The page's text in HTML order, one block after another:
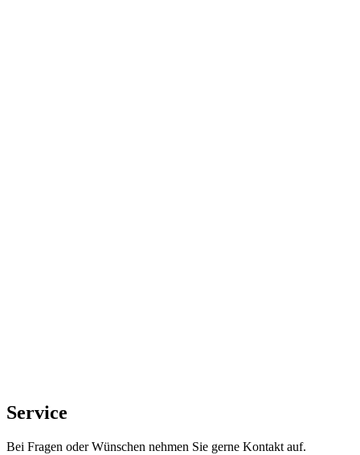
Service
Bei Fragen oder Wünschen nehmen Sie gerne Kontakt auf.